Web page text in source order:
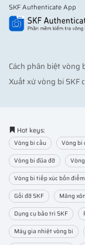
SKF Authenticate App
Cách phân biệt vòng
Xuất xứ vòng bi SKF
Hot keys:
Vòng bi cầu Vòng bi
Vòng bi đũa đỡ
Vòng bi tiếp xúc bốn điểm
Gối đỡ SKF
Măng
Dụng cụ bảo trì SKF
Máy gia nhiệt vòng bi